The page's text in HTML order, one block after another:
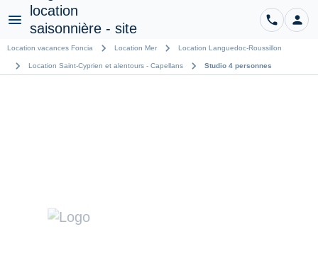
Menu phone person
Location vacances Foncia chevron_right Location Mer chevron_right Location Languedoc-Roussillon
chevron_right Location Saint-Cyprien et alentours - Capellans chevron_right Studio 4 personnes